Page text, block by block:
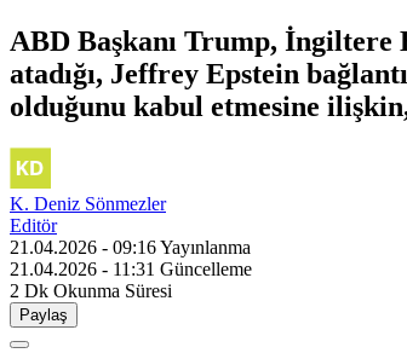
ABD Başkanı Trump, İngiltere
atadığı, Jeffrey Epstein
olduğunu kabul etmesine
K. Deniz Sönmezler
Editör
21.04.2026 - 09:16Yayınlanma
21.04.2026 - 11:31 Güncelleme
2 Dk Okunma Süresi
Paylaş